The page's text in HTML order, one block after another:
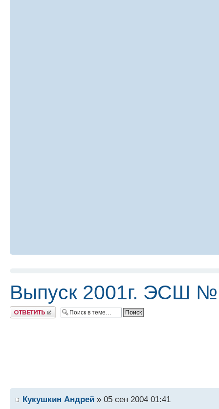
Выпуск 2001г. ЭСШ
Ответить
Кукушкин Андрей » 05 сен 2004 01:41